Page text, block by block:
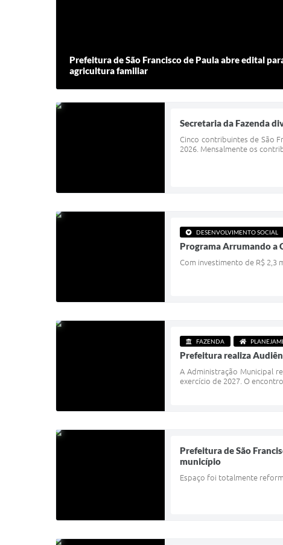
Prefeitura de São Francisco de Paula abre edital
agricultura familiar
Secretaria da Fazenda
Cinco contribuintes de São
2026. Mensalmente os
DESENVOLVIMENTO SOCIAL
Programa Arrumando a
Com investimento de R$ 2,3
FAZENDA
Prefeitura realiza
A Administração Municipal
exercício de 2027. O
Prefeitura de São
município
Espaço foi totalmente